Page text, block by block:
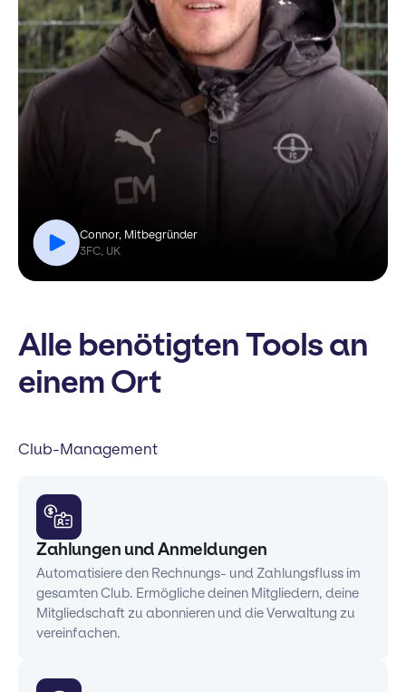
Connor, Mitbegründer
3FC, UK
Alle benötigten Tools an
einem Ort
Club-Management
Zahlungen und Anmeldungen
Automatisiere den Rechnungs- und Zahlungsfluss im
gesamten Club. Ermögliche deinen Mitgliedern, deine
Mitgliedschaft zu abonnieren und die Verwaltung zu
vereinfachen.